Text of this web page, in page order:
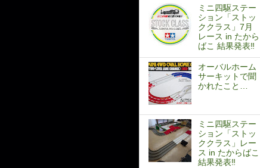
ミニ四駆ステー
ション「ストッ
ククラス」7月
レース in たから
ばこ 結果発表‼
オーバルホーム
サーキットで聞
かれたこと…
ミニ四駆ステー
ション「ストッ
ククラス」レー
ス in たからばこ
結果発表‼